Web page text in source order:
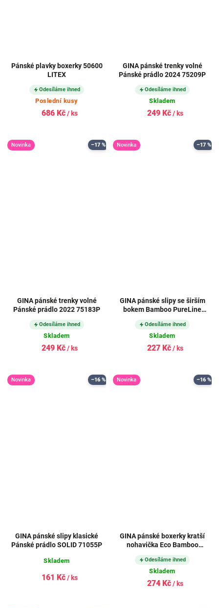
Pánské plavky boxerky 50600
LITEX
Odesíláme ihned
Poslední kusy
686 Kč/ ks
GINA pánské trenky volné
Pánské prádlo 2024 75209P
Odesíláme ihned
Skladem
249 Kč/ ks
Novinka –17 %
GINA pánské trenky volné
Pánské prádlo 2022 75183P
Odesíláme ihned
Skladem
249 Kč/ ks
Novinka –17 %
GINA pánské slipy se širším
bokem Bamboo PureLine
51003P
Odesíláme ihned
Skladem
227 Kč/ ks
Novinka –16 %
GINA pánské slipy klasické
Pánské prádlo SOLID 71055P
Skladem
161 Kč/ ks
Novinka –16 %
GINA pánské boxerky kratší
nohavička Eco Bamboo
73125P
Odesíláme ihned
Skladem
274 Kč/ ks